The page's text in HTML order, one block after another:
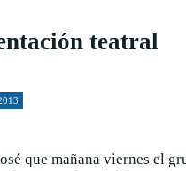
teatral
que mañana viernes el